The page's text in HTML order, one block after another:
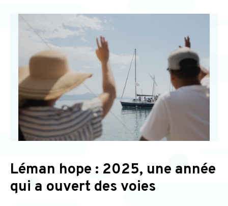
Léman hope : 2025, une année
qui a ouvert des voies